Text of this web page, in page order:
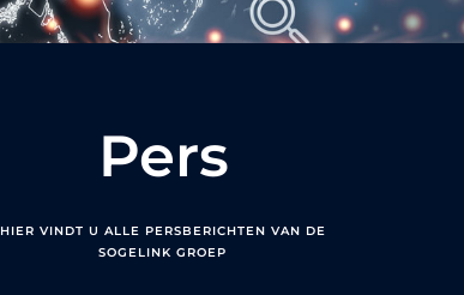
Pers
HIER VINDT U ALLE PERSBERICHTEN VAN DE
SOGELINK GROEP